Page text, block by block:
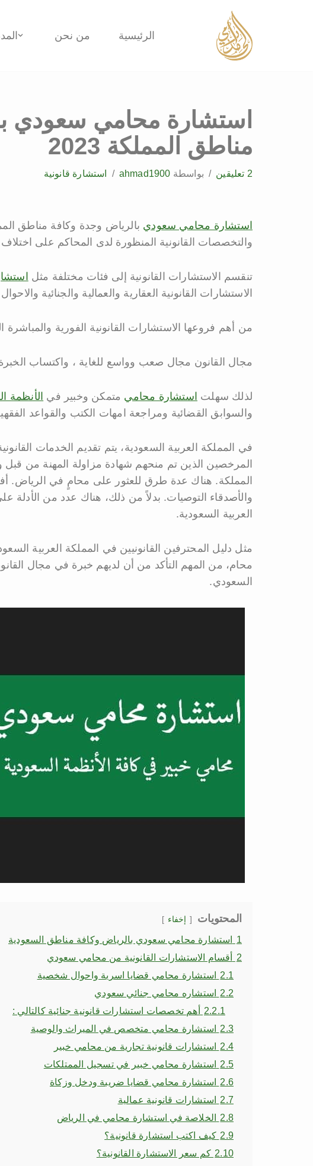
الرئيسية من نحن
استشارة محامي سعودي
مناطق المملكة 2023
2 تعليقين بواسطة ahmad1900 استشارة قانونية
استشارة محامي سعودي بالرياض وجدة وكافة مناطق
والتخصصات القانونية المنظورة لدى المحاكم على اختلاف
تنقسم الاستشارات القانونية إلى فئات مختلفة مثل
الاستشارات القانونية العقارية والعمالية والجنائية
من أهم فروعها الاستشارات القانونية الفورية
مجال القانون مجال صعب وواسع للغاية ، واكتساب
لذلك سهلت استشارة محامي متمكن وخبير في الأنظمة
والسوابق القضائية ومراجعة امهات الكتب والقواعد
في المملكة العربية السعودية، يتم تقديم الخدمات
المرخصين الذين تم منحهم شهادة مزاولة المهنة من قبل
المملكة. هناك عدة طرق للعثور على محامٍ في الرياض.
والأصدقاء التوصيات. بدلاً من ذلك، هناك عدد من الأدلة
العربية السعودية.
مثل دليل المحترفين القانونيين في المملكة العربية
محام، من المهم التأكد من أن لديهم خبرة في مجال
السعودي.
المحتويات إخفاء
1 استشارة محامي سعودي بالرياض وكافة مناطق السعودية
2 أقسام الاستشارات القانونية من محامي سعودي
2.1 استشارة محامي قضايا اسرية واحوال شخصية
2.2 استشاره محامي جنائي سعودي
2.2.1 أهم تخصصات استشارات قانونية جنائية كالتالي :
2.3 استشارة محامي متخصص في الميراث والوصية
2.4 استشارات قانونية تجارية من محامي خبير
2.5 استشارة محامي خبير في تسجيل الممتلكات
2.6 استشارة محامي قضايا ضريبة ودخل وزكاة
2.7 استشارات قانونية عمالية
2.8 الخلاصة في استشارة محامي في الرياض
2.9 كيف اكتب استشارة قانونية؟
2.10 كم سعر الاستشارة القانونية؟